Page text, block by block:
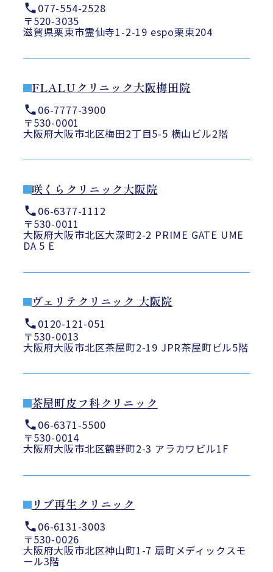
077-554-2528
〒520-3035
滋賀県栗東市霊仙寺1-2-19 espo栗東204
FLALUクリニック大阪梅田院
06-7777-3900
〒530-0001
大阪府大阪市北区梅田2丁目5-5 横山ビル2階
咲くらクリニック大阪院
06-6377-1112
〒530-0011
大阪府大阪市北区大深町2-2 PRIME GATE UME
DA 5 E
ヴェリテクリニック 大阪院
0120-121-051
〒530-0013
大阪府大阪市北区茶屋町2-19 JPR茶屋町ビル5階
茶屋町皮フ科クリニック
06-6371-5500
〒530-0014
大阪府大阪市北区鶴野町2-3 アラカワビル1F
リブ再生クリニック
06-6131-3003
〒530-0026
大阪府大阪市北区神山町1-7 扇町メディックスモ
ール3階